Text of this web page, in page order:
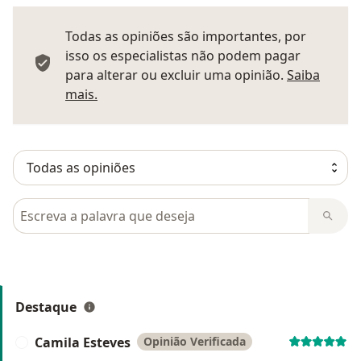
Todas as opiniões são importantes, por
isso os especialistas não podem pagar
para alterar ou excluir uma opinião. Saiba
mais.
Pesquisar em opiniões
Destaque
Camila Esteves Opinião Verificada